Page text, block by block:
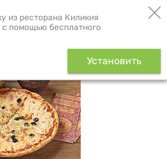
из ресторана Киликия
с помощью бесплатного
Установить
350 г
Доставка